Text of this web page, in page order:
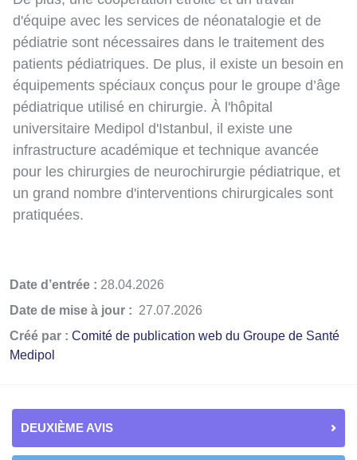
d'équipe avec les services de néonatalogie et de
pédiatrie sont nécessaires dans le traitement des
patients pédiatriques. De plus, il existe un besoin en
équipements spéciaux conçus pour le groupe d’âge
pédiatrique utilisé en chirurgie. À l'hôpital
universitaire Medipol d'Istanbul, il existe une
infrastructure académique et technique avancée
pour les chirurgies de neurochirurgie pédiatrique, et
un grand nombre d'interventions chirurgicales sont
pratiquées.
Date d’entrée : 28.04.2026
Date de mise à jour : 27.07.2026
Créé par : Comité de publication web du Groupe de Santé
Medipol
DEUXIÈME AVIS